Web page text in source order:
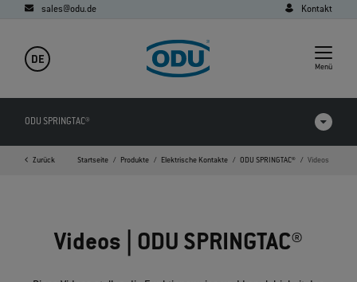
sales@odu.de Kontakt
DE
Menü
ODU SPRINGTAC®
Produkte im Vergleich
Downloads
Zurück Startseite Produkte Elektrische Kontakte ODU SPRINGTAC® Videos
Videos | ODU SPRINGTAC®